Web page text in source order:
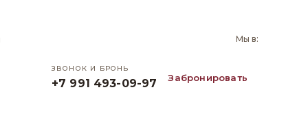
Мы в:
ЗВОНОК И БРОНЬ
+7 991 493-09-97 Забронировать